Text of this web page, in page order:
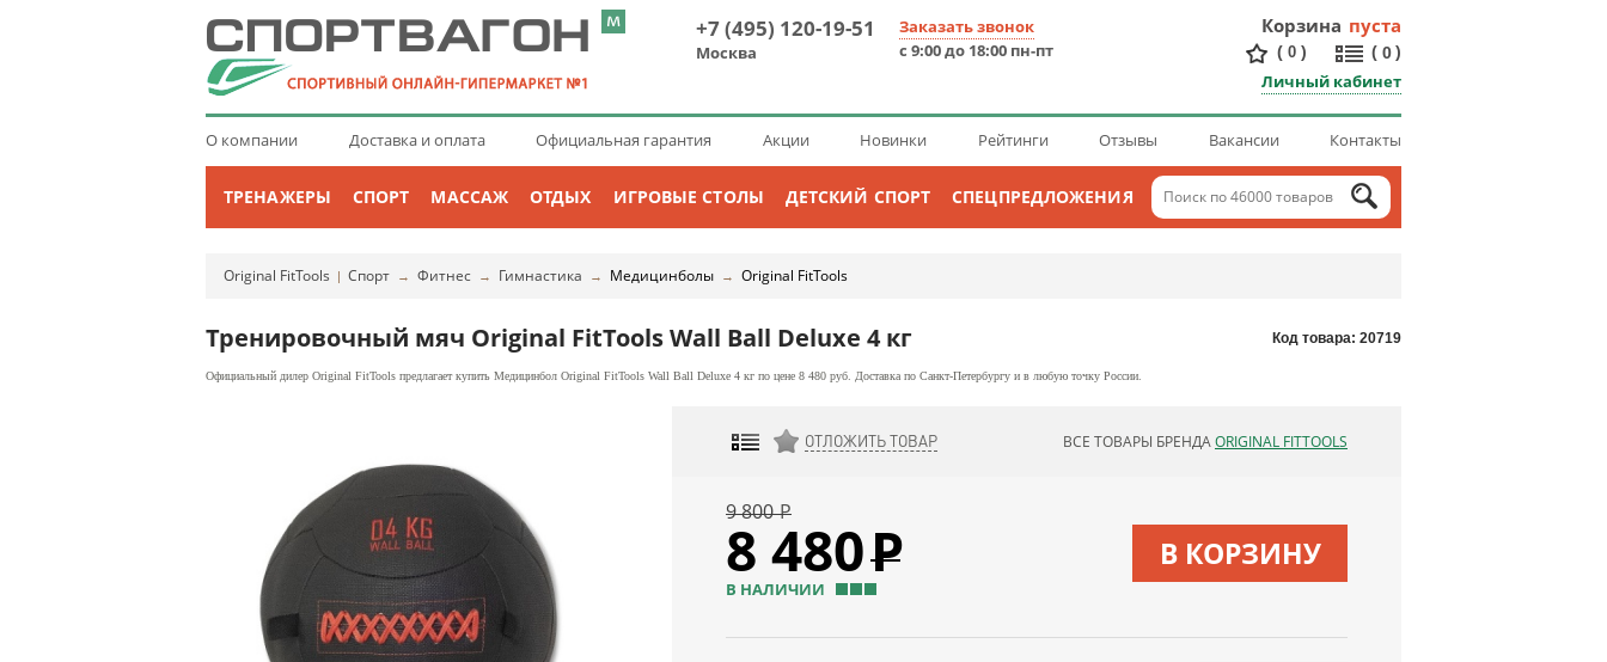
+7 (495) 120-19-51
Москва
Заказать звонок
с 9:00 до 18:00 пн-пт
Корзина пуста
( 0 ) ( 0 )
Личный кабинет
О компании Доставка и оплата Официальная гарантия Акции Новинки Рейтинги Отзывы Вакансии Контакты
ТРЕНАЖЕРЫ СПОРТ МАССАЖ ОТДЫХ ИГРОВЫЕ СТОЛЫ ДЕТСКИЙ СПОРТ СПЕЦПРЕДЛОЖЕНИЯ
Original FitTools | Спорт → Фитнес → Гимнастика → Медицинболы → Original FitTools
Код товара: 20719
Тренировочный мяч Original FitTools Wall Ball Deluxe 4 кг
Официальный дилер Original FitTools предлагает купить Медицинбол Original FitTools Wall Ball Deluxe 4 кг по цене 8 480 руб. Доставка по Санкт-Петербургу и в любую точку России.
ДОБАВИТЬ К СРАВНЕНИЮ ОБНОВЛЯЮ СПИСОК
ОТЛОЖИТЬ ТОВАР ВСЕ ТОВАРЫ БРЕНДАORIGINAL FITTOOLS
9 800 Р
8 480Р
В НАЛИЧИИ
В КОРЗИНУ